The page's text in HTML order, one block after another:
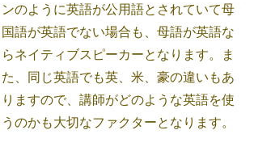
ンのように英語が公用語とされていて母
国語が英語でない場合も、母語が英語な
らネイティブスピーカーとなります。ま
た、同じ英語でも英、米、豪の違いもあ
りますので、講師がどのような英語を使
うのかも大切なファクターとなります。